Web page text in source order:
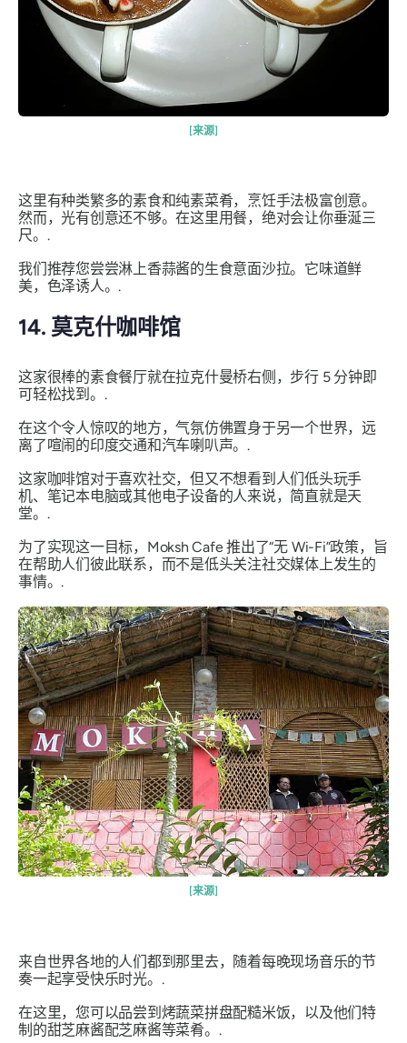
[来源]
这里有种类繁多的素食和纯素菜肴，烹饪手法极富创意。
然而，光有创意还不够。在这里用餐，绝对会让你垂涎三
尺。.
我们推荐您尝尝淋上香蒜酱的生食意面沙拉。它味道鲜
美，色泽诱人。.
14. 莫克什咖啡馆
这家很棒的素食餐厅就在拉克什曼桥右侧，步行 5 分钟即
可轻松找到。.
在这个令人惊叹的地方，气氛仿佛置身于另一个世界，远
离了喧闹的印度交通和汽车喇叭声。.
这家咖啡馆对于喜欢社交，但又不想看到人们低头玩手
机、笔记本电脑或其他电子设备的人来说，简直就是天
堂。.
为了实现这一目标，Moksh Cafe 推出了“无 Wi-Fi”政策，旨
在帮助人们彼此联系，而不是低头关注社交媒体上发生的
事情。.
[来源]
来自世界各地的人们都到那里去，随着每晚现场音乐的节
奏一起享受快乐时光。.
在这里，您可以品尝到烤蔬菜拼盘配糙米饭，以及他们特
制的甜芝麻酱配芝麻酱等菜肴。.